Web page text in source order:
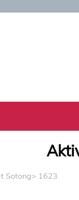
Sotong> 1623